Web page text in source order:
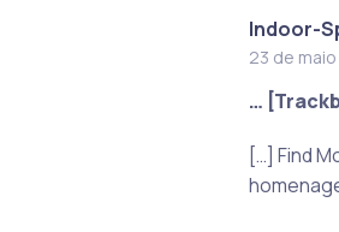
Indoor-
23 de
…
[…] Find